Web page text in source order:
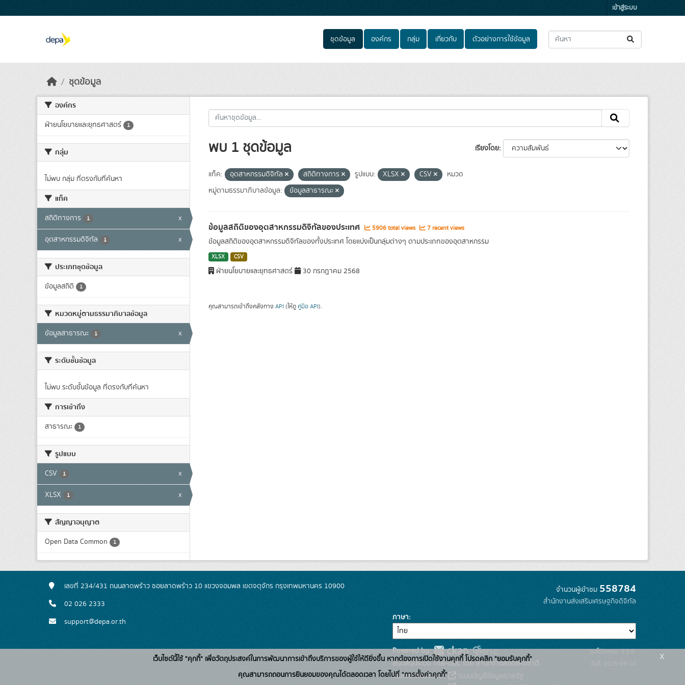
เข้าสู่ระบบ
ชุดข้อมูล องค์กร กลุ่ม เกี่ยวกับ ตัวอย่างการใช้ข้อมูล
ชุดข้อมูล
องค์กร
ฝ่ายนโยบายและยุทธศาสตร์ 1
กลุ่ม
ไม่พบ กลุ่ม ที่ตรงกับที่ค้นหา
แท็ค
สถิติทางการ 1 x
อุตสาหกรรมดิจิทัล 1 x
ประเภทชุดข้อมูล
ข้อมูลสถิติ 1
หมวดหมู่ตามธรรมาภิบาลข้อมูล
ข้อมูลสาธารณะ 1 x
ระดับชั้นข้อมูล
ไม่พบ ระดับชั้นข้อมูล ที่ตรงกับที่ค้นหา
การเข้าถึง
สาธารณะ 1
รูปแบบ
CSV 1 x
XLSX 1 x
สัญญาอนุญาต
Open Data Common 1
เรียงโดย
พบ 1 ชุดข้อมูล
แท็ค: อุตสาหกรรมดิจิทัล สถิติทางการ รูปแบบ: XLSX CSV
หมวด
หมู่ตามธรรมาภิบาลข้อมูล:
ข้อมูลสาธารณะ
ข้อมูลสถิติของอุตสาหกรรมดิจิทัลของประเทศ 5906 total views 7 recent views
ข้อมูลสถิติของอุตสาหกรรมดิจิทัลของทั้งประเทศ โดยแบ่งเป็นกลุ่มต่างๆ ตามประเภทของอุตสาหกรรม
XLSX CSV
ฝ่ายนโยบายและยุทธศาสตร์ 30 กรกฎาคม 2568
คุณสามารถเข้าถึงคลังทาง API (ให้ดู คู่มือ API).
เลขที่ 234/431 ถนนลาดพร้าว ซอยลาดพร้าว 10 แขวงจอมพล เขตจตุจักร กรุงเทพมหานคร 10900
02 026 2333
support@depa.or.th
จำนวนผู้เข้าชม 558784
สำนักงานส่งเสริมเศรษฐกิจดิจิทัล
ภาษา
Powered by:
สนับสนุนระบบ Thai-GDC โดย สำนักงานสถิติแห่งชาติ
เว็บไซต์ที่เกี่ยวข้อง:
รุ่นโปรแกรม: 3.0.0
วันที่: 2025-06-10
เว็บไซต์นี้ใช้ "คุกกี้" เพื่อวัตถุประสงค์ในการพัฒนาการเข้าถึงบริการของผู้ใช้ให้ดียิ่งขึ้น หากต้องการเปิดใช้งานคุกกี้ โปรดคลิก "ยอมรับคุกกี้"
คุณสามารถถอนการยินยอมของคุณได้ตลอดเวลา โดยไปที่ "การตั้งค่าคุกกี้"
x